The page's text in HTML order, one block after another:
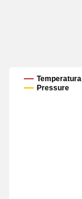
Temperatura
Pressure